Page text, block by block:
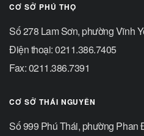
CƠ SỞ PHÚ THỌ
Số 278 Lam Sơn, phường Vĩnh
Điện thoại: 0211.386.7405
Fax: 0211.386.7391
CƠ SỞ THÁI NGUYÊN
Số 999 Phú Thái, phường Phan